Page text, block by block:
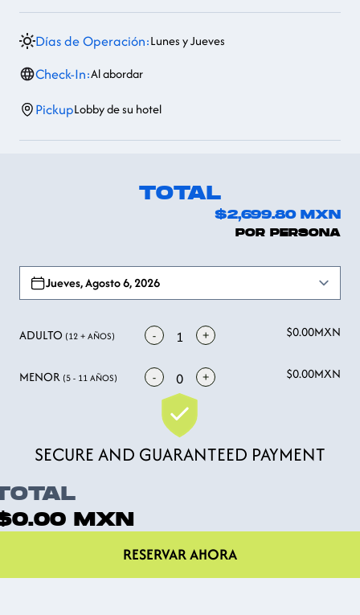
caverna, donde podrás nadar en sus aguas dulces y cristalinas,
rodeadas por impresionantes formaciones rocosas milenarias.
Finalizaremos nuestra excursión con una visita a la quinta
avenida dePlaya del Carmen
explorar y disfrutar de esta famosa parte de la Riviera Maya.
Días de Operación:Lunes y Jueves
Check-In:Al abordar
PickupLobby de su hotel
TOTAL
$2,699.80 MXN
POR PERSONA
Jueves, Agosto 6, 2026
ADULTO (12 + AÑOS) - 1 + $0.00MXN
MENOR (5 - 11 AÑOS) - 0 + $0.00MXN
SECURE AND GUARANTEED PAYMENT
MXN
RESERVAR AHORA